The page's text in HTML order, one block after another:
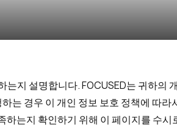
지 설명합니다. FOCUSED는 귀하의
는 경우 이 개인 정보 보호 정책에 따라
하는지 확인하기 위해 이 페이지를 수시